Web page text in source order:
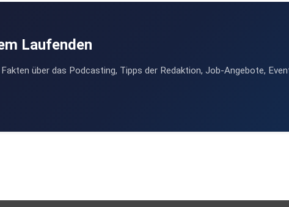
Laufenden
über das Podcasting, Tipps der Redaktion, Job-Angebote,